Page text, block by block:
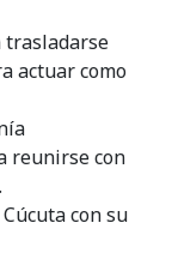
trasladarse
actuar como
reunirse con
con su